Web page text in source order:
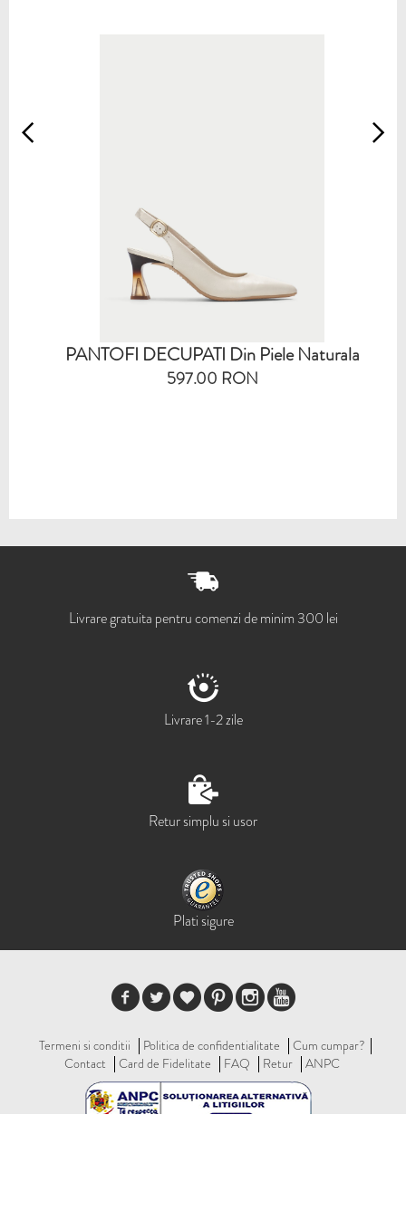
PANTOFI DECUPATI Din Piele Naturala
597.00 RON
Livrare gratuita pentru comenzi de minim 300 lei
Livrare 1-2 zile
Retur simplu si usor
Plati sigure
Termeni si conditii Politica de confidentialitate
Cum cumpar?
Contact
Card de Fidelitate FAQ Retur ANPC